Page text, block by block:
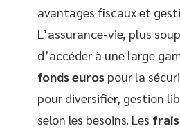
avantages fiscaux et
L’assurance-vie, plus
d’accéder à une large
fonds euros pour la
pour diversifier, gestion
selon les besoins. Les